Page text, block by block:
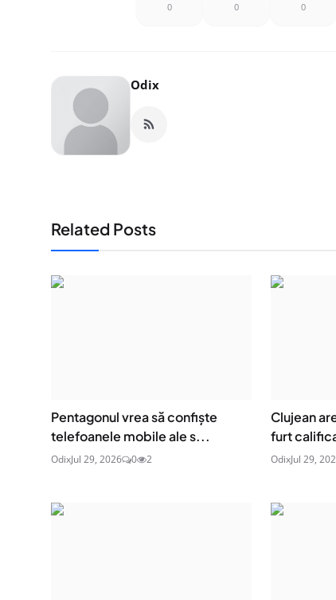
0 0 0
Odix
Related Posts
Pentagonul vrea să confiște
telefoanele mobile ale s...
OdixJul 29, 2026 0 2
Clujean
furt
OdixJul 29,